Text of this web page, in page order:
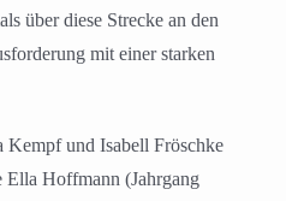
über diese Strecke an den
mit einer starken
Kempf und Isabell Fröschke
Ella Hoffmann (Jahrgang